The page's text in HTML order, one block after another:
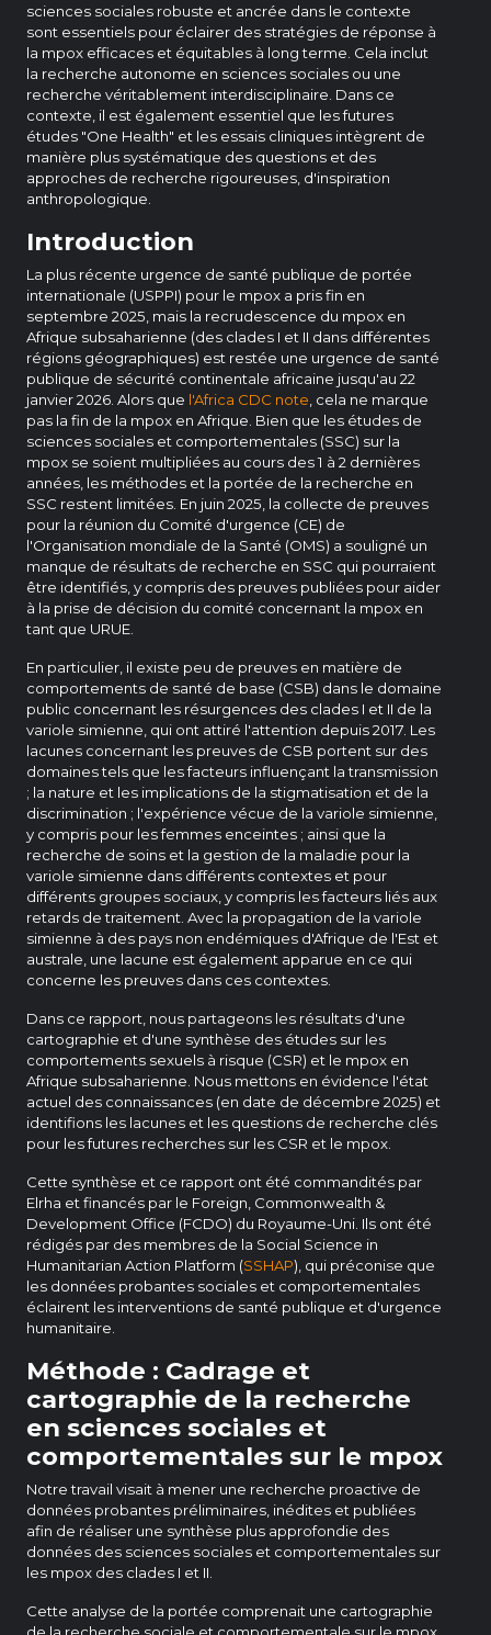
sciences sociales robuste et ancrée dans le contexte
sont essentiels pour éclairer des stratégies de réponse à
la mpox efficaces et équitables à long terme. Cela inclut
la recherche autonome en sciences sociales ou une
recherche véritablement interdisciplinaire. Dans ce
contexte, il est également essentiel que les futures
études "One Health" et les essais cliniques intègrent de
manière plus systématique des questions et des
approches de recherche rigoureuses, d'inspiration
anthropologique.
Introduction
La plus récente urgence de santé publique de portée
internationale (USPPI) pour le mpox a pris fin en
septembre 2025, mais la recrudescence du mpox en
Afrique subsaharienne (des clades I et II dans différentes
régions géographiques) est restée une urgence de santé
publique de sécurité continentale africaine jusqu'au 22
janvier 2026. Alors que l'Africa CDC note , cela ne marque
pas la fin de la mpox en Afrique. Bien que les études de
sciences sociales et comportementales (SSC) sur la
mpox se soient multipliées au cours des 1 à 2 dernières
années, les méthodes et la portée de la recherche en
SSC restent limitées. En juin 2025, la collecte de preuves
pour la réunion du Comité d'urgence (CE) de
l'Organisation mondiale de la Santé (OMS) a souligné un
manque de résultats de recherche en SSC qui pourraient
être identifiés, y compris des preuves publiées pour aider
à la prise de décision du comité concernant la mpox en
tant que URUE.
En particulier, il existe peu de preuves en matière de
comportements de santé de base (CSB) dans le domaine
public concernant les résurgences des clades I et II de la
variole simienne, qui ont attiré l'attention depuis 2017. Les
lacunes concernant les preuves de CSB portent sur des
domaines tels que les facteurs influençant la transmission
; la nature et les implications de la stigmatisation et de la
discrimination ; l'expérience vécue de la variole simienne,
y compris pour les femmes enceintes ; ainsi que la
recherche de soins et la gestion de la maladie pour la
variole simienne dans différents contextes et pour
différents groupes sociaux, y compris les facteurs liés aux
retards de traitement. Avec la propagation de la variole
simienne à des pays non endémiques d'Afrique de l'Est et
australe, une lacune est également apparue en ce qui
concerne les preuves dans ces contextes.
Dans ce rapport, nous partageons les résultats d'une
cartographie et d'une synthèse des études sur les
comportements sexuels à risque (CSR) et le mpox en
Afrique subsaharienne. Nous mettons en évidence l'état
actuel des connaissances (en date de décembre 2025) et
identifions les lacunes et les questions de recherche clés
pour les futures recherches sur les CSR et le mpox.
Cette synthèse et ce rapport ont été commandités par
Elrha et financés par le Foreign, Commonwealth &
Development Office (FCDO) du Royaume-Uni. Ils ont été
rédigés par des membres de la Social Science in
Humanitarian Action Platform (SSHAP), qui préconise que
les données probantes sociales et comportementales
éclairent les interventions de santé publique et d'urgence
humanitaire.
Méthode : Cadrage et
cartographie de la recherche
en sciences sociales et
comportementales sur le mpox
Notre travail visait à mener une recherche proactive de
données probantes préliminaires, inédites et publiées
afin de réaliser une synthèse plus approfondie des
données des sciences sociales et comportementales sur
les mpox des clades I et II.
Cette analyse de la portée comprenait une cartographie
de la recherche sociale et comportementale sur le mpox